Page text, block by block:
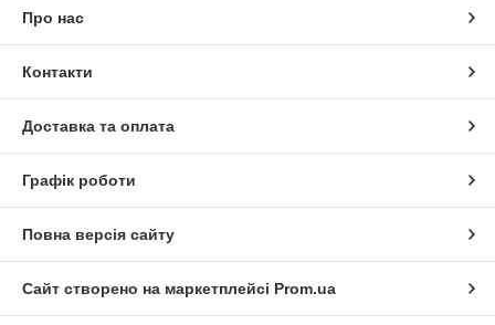
Про нас
Контакти
Доставка та оплата
Графік роботи
Повна версія сайту
Сайт створено на маркетплейсі Prom.ua